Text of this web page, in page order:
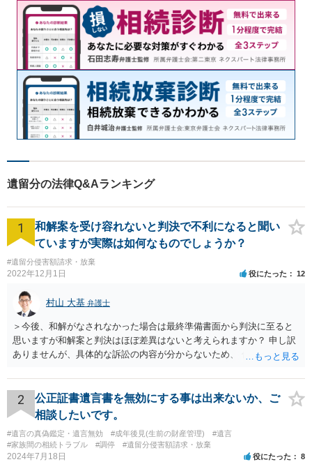
遺留分の法律Q&Aランキング
1
和解案を受け容れないと判決で不利になると聞い
ていますが実際は如何なものでしょうか？
#遺留分侵害額請求・放棄
2022年12月1日 役にたった 12
村山 大基 弁護士
＞今後、和解がなされなかった場合は最終準備書面から判決に至ると
思いますが和解案と判決はほぼ差異はないと考えられますか？ 申し訳
ありませんが、具体的な訴訟の内容が分からないため、 何とも回答が
わかっている代理人弁護士に聞くか、 訴訟資料を持って面談相談に行
ってみましょう。 その上で、一般論として回答するなら、和解案と判
決は（ケースによって程度の差はあっても）食い違うことが多いで
す。 金額は適当ですが、例えば判決で１００万円支払え、という結論
になりそうな場合、 そのまま１００万円を和解案として提示しても、
判決と変わらないなら払う側としてはあまり和解に応じようという気
2
公正証書遺言書を無効にする事は出来ないか、ご
相談したいです。
#遺言の真偽鑑定・遺言無効 #成年後見(生前の財産管理)
#遺言
#家族間の相続トラブル
#調停 #遺留分侵害額請求・放棄
2024年7月18日 役にたった 8